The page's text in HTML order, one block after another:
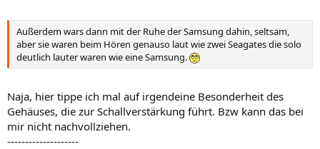
Außerdem wars dann mit der Ruhe der Samsung dahin, seltsam,
aber sie waren beim Hören genauso laut wie zwei Seagates die solo
deutlich lauter waren wie eine Samsung.
Naja, hier tippe ich mal auf irgendeine Besonderheit des
Gehäuses, die zur Schallverstärkung führt. Bzw kann das bei
mir nicht nachvollziehen.
--------------------